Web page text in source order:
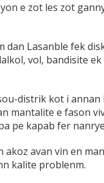
e zot les zot
dan Lasanble fek
vol, bandisite
distrik kot i annan
mantalite e fason
pe kapab fer
avan vin en
kalite problenm.